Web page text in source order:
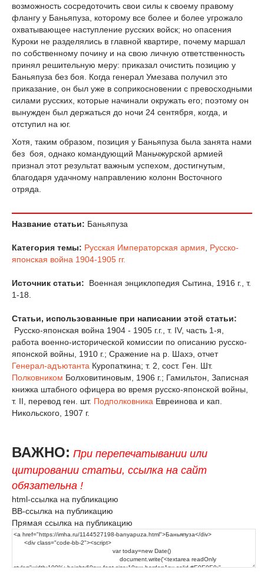
возможность сосредоточить свои силы к своему правому
флангу у Баньяпуза, которому все более и более угрожало
охватывающее наступление русских войск; но опасения
Куроки не разделялись в главной квартире, почему маршал
по собственному почину и на свою личную ответственность
принял решительную меру: приказал очистить позицию у
Баньяпуза без боя. Когда генерал Умезава получил это
приказание, он был уже в соприкосновении с превосходными
силами русских, которые начинали окружать его; поэтому он
вынужден был держаться до ночи 24 сентября, когда, и
отступил на юг.
Хотя, таким образом, позиция у Баньяпуза была занята нами
без боя, однако командующий Маньчжурской армией
признал этот результат важным успехом, достигнутым,
благодаря удачному направлению колонн Восточного
отряда.
Название статьи: Баньяпуза
Категория темы: Русская Императорская армия
Русско-
японская война 1904-1905 гг.
Источник статьи:
Военная энциклопедия Сытина, 1916 г., т.
1-18.
Статьи, использованные при написании этой статьи:
Русско-японская война 1904 - 1905 г.г., т. IV, часть 1-я,
работа военно-исторической комиссии по описанию русско-
японской войны, 1910 г.; Сражение на р. Шахэ, отчет
Генерал-адъютанта Куропаткина; т. 2, сост. Ген. Шт.
Полковником Болховитиновым, 1906 г.; Гамильтон, Записная
книжка штабного офицера во время русско-японской войны,
т. II, перевод ген. шт. Подполковника Евреинова и кап.
Никольского, 1907 г.
ВАЖНО: При перепечатывании или
цитировании статьи, ссылка на сайт
обязательна !
html-ссылка на публикацию
BB-ссылка на публикацию
Прямая ссылка на публикацию